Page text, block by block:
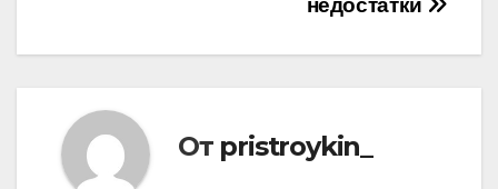
недостатки
От pristroykin_